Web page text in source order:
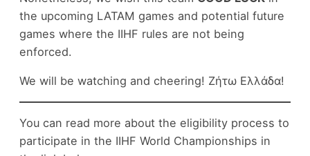
the upcoming LATAM games and potential future
games where the IIHF rules are not being
enforced.
We will be watching and cheering! Ζήτω Ελλάδα!
You can read more about the eligibility process to
participate in the IIHF World Championships in